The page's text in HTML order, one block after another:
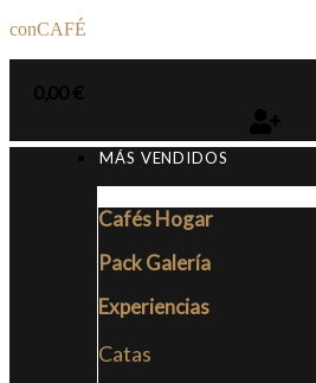
conCAFÉ
MÁS VENDIDOS
Cafés Hogar
Pack Galería
Experiencias
Catas